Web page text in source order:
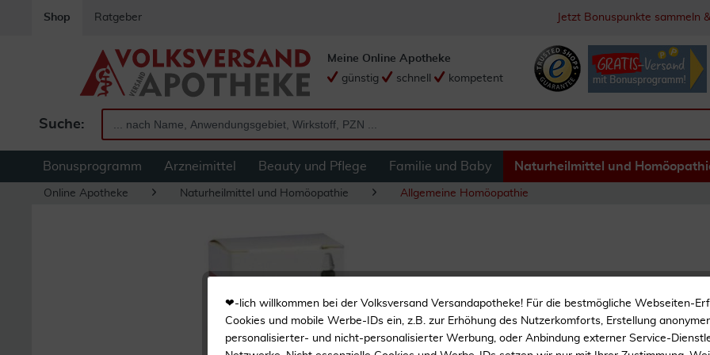
Shop Ratgeber Jetzt Bonuspunkte sammeln
Suche:
Meine Online Apotheke
günstig
schnell kompetent
Bonusprogramm Arzneimittel Beauty und Pflege Familie und Baby Naturheilmittel und
Online Apotheke Naturheilmittel und Homöopathie Allgemeine Homöopathie
Homöopathie
❤-lich willkommen bei der Volksversand Versandapotheke! Für die bestmögliche Webseiten-
Cookies und mobile Werbe-IDs ein, z.B. zur Erhöhung des Nutzerkomforts, Erstellung
personalisierter- und nicht-personalisierter Werbung, oder Anbindung externer Service-